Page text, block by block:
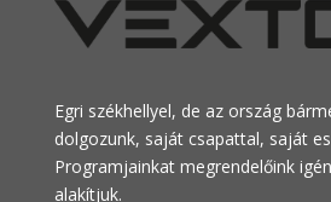
Egri székhellyel, de az ország
dolgozunk, saját csapattal, saját
Programjainkat megrendelőink
alakítjuk.